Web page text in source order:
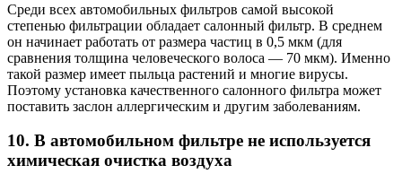
Среди всех автомобильных фильтров самой высокой
степенью фильтрации обладает салонный фильтр. В среднем
он начинает работать от размера частиц в 0,5 мкм (для
сравнения толщина человеческого волоса — 70 мкм). Именно
такой размер имеет пыльца растений и многие вирусы.
Поэтому установка качественного салонного фильтра может
поставить заслон аллергическим и другим заболеваниям.
10. В автомобильном фильтре не используется
химическая очистка воздуха